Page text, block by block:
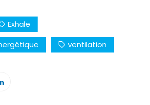
Exhale
ventilation